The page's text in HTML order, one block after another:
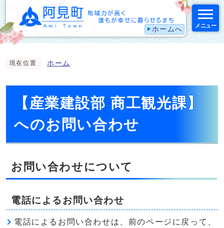
ホームへ メニュー
現在位置 ホーム
【産業建設部 商工観光課】
へのお問い合わせ
お問い合わせについて
電話によるお問い合わせ
電話によるお問い合わせは、前のページに戻って、